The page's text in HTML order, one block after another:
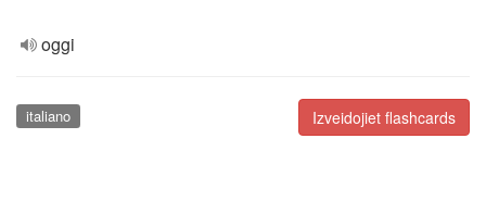
oggi
Izveidojiet flashcards
italiano